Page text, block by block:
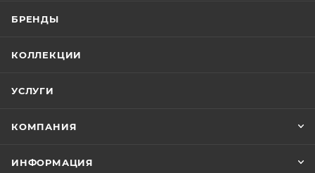
БРЕНДЫ
КОЛЛЕКЦИИ
УСЛУГИ
КОМПАНИЯ
ИНФОРМАЦИЯ